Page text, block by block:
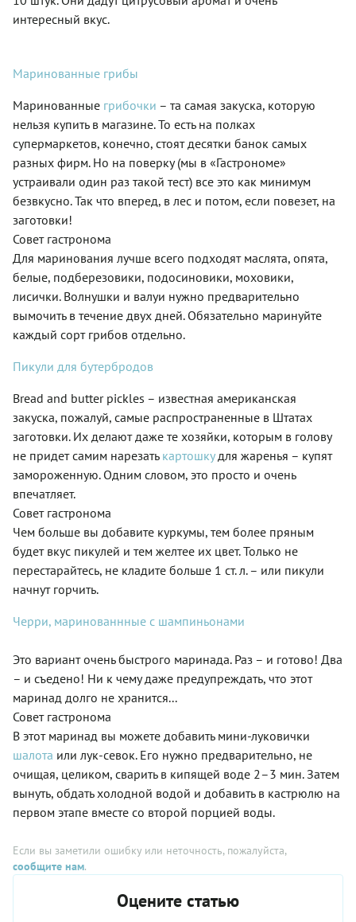
интересный вкус.
Маринованные грибы
Маринованные грибочки – та самая закуска, которую
нельзя купить в магазине. То есть на полках
супермаркетов, конечно, стоят десятки банок самых
разных фирм. Но на поверку (мы в «Гастрономе»
устраивали один раз такой тест) все это как минимум
безвкусно. Так что вперед, в лес и потом, если повезет, на
заготовки!
Совет гастронома
Для маринования лучше всего подходят маслята, опята,
белые, подберезовики, подосиновики, моховики,
лисички. Волнушки и валуи нужно предварительно
вымочить в течение двух дней. Обязательно маринуйте
каждый сорт грибов отдельно.
Пикули для бутербродов
Bread and butter pickles – известная американская
закуска, пожалуй, самые распространенные в Штатах
заготовки. Их делают даже те хозяйки, которым в голову
не придет самим нарезать картошкудля жаренья – купят
замороженную. Одним словом, это просто и очень
впечатляет.
Совет гастронома
Чем больше вы добавите куркумы, тем более пряным
будет вкус пикулей и тем желтее их цвет. Только не
перестарайтесь, не кладите больше 1 ст. л. – или пикули
начнут горчить.
Черри, маринованнные с шампиньонами
Это вариант очень быстрого маринада. Раз – и готово! Два
– и съедено! Ни к чему даже предупреждать, что этот
маринад долго не хранится...
Совет гастронома
В этот маринад вы можете добавить мини-луковички
шалота или лук-севок. Его нужно предварительно, не
очищая, целиком, сварить в кипящей воде 2–3 мин. Затем
вынуть, обдать холодной водой и добавить в кастрюлю на
первом этапе вместе со второй порцией воды.
Если вы заметили ошибку или неточность, пожалуйста,
сообщите нам.
Оцените статью